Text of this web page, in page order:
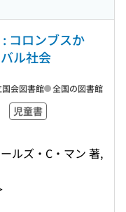
コロンブスか
ル社会
児童書
ルズ・C・マン 著,
国会図書館 全国の図書館